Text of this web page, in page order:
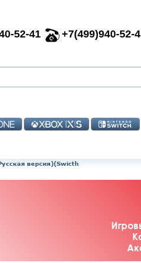
52-41 +7(499)940-52-
версия)(Swicth